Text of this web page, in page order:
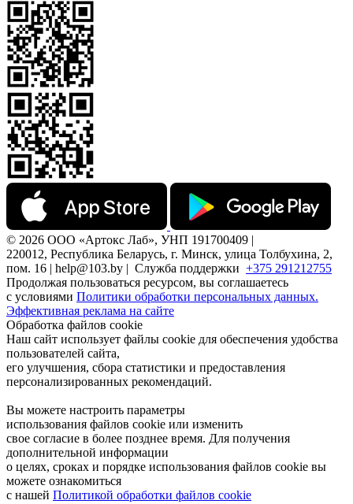
© 2026 ООО «Артокс Лаб», УНП 191700409 |
220012, Республика Беларусь, г. Минск, улица Толбухина, 2,
пом. 16 | help@103.by | Служба поддержки +375 291212755
Продолжая пользоваться ресурсом, вы соглашаетесь
с условиями Политики обработки персональных данных.
Эффективная реклама на сайте
Обработка файлов cookie
Наш сайт использует файлы cookie для обеспечения удобства
пользователей сайта,
его улучшения, сбора статистики и предоставления
персонализированных рекомендаций.
Вы можете настроить параметры
использования файлов cookie или изменить
свое согласие в более позднее время. Для получения
дополнительной информации
о целях, сроках и порядке использования файлов cookie вы
можете ознакомиться
с нашей Политикой обработки файлов cookie